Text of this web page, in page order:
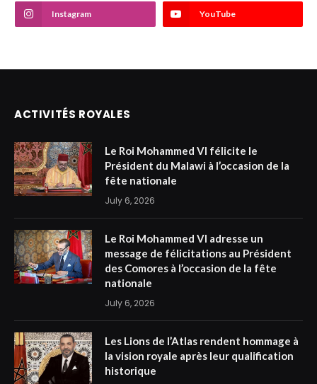
Instagram YouTube
ACTIVITÉS ROYALES
Le Roi Mohammed VI félicite le
Président du Malawi à l’occasion de la
fête nationale
July 6, 2026
Le Roi Mohammed VI adresse un
message de félicitations au Président
des Comores à l’occasion de la fête
nationale
July 6, 2026
Les Lions de l’Atlas rendent hommage à
la vision royale après leur qualification
historique